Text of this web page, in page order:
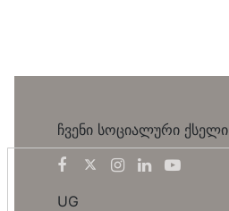
ჩვენი სოციალური ქსელი
UG